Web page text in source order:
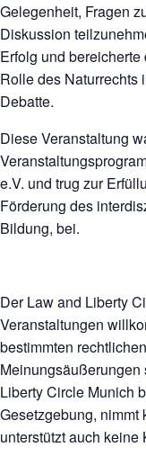
Gelegenheit, Fragen
Diskussion
Erfolg und
Rolle des Naturrechts
Debatte.
Diese Veranstaltung
e.V. und trug zur
Förderung des
Bildung, bei.
Der Law and Liberty
Veranstaltungen
bestimmten
Meinungsäußerungen
Liberty Circle Munich
Gesetzgebung,
unterstützt auch keine